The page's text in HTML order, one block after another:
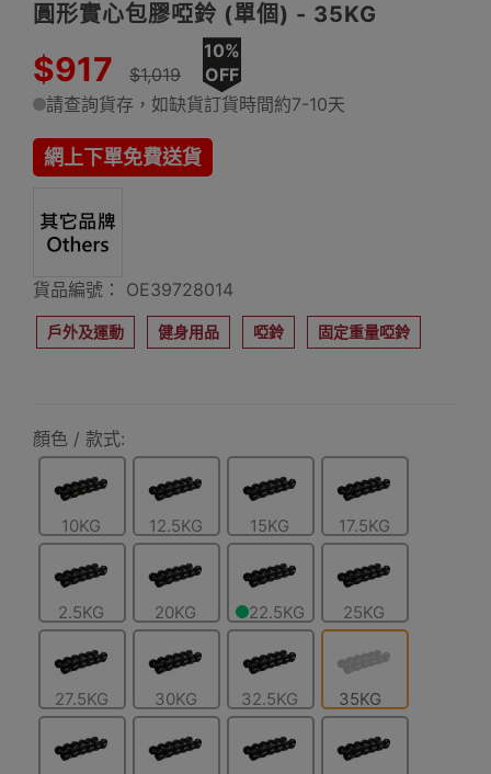
圓形實心包膠啞鈴 (單個) - 35KG
$917 $1,019
10%
OFF
請查詢貨存，如缺貨訂貨時間約7-10天
網上下單免費送貨
貨品編號： OE39728014
戶外及運動 健身用品 啞鈴 固定重量啞鈴
顏色 / 款式:
10KG 12.5KG 15KG 17.5KG
2.5KG 20KG 22.5KG 25KG
27.5KG 30KG 32.5KG 35KG